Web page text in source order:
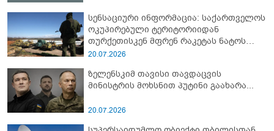
სენსაციური ინფორმაცია: საქართველოს
ოკუპირებული ტერიტორიიდან
თურქეთისკენ მფრენ რაკეტას ნატოს
სამიტი კინაღამ ჩაუშლია
20.07.2026
ზელენსკიმ თავისი თავდაცვის
მინისტრის მოხსნით პუტინი გაახარა...
20.07.2026